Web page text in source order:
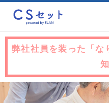
弊社社員を装った「な